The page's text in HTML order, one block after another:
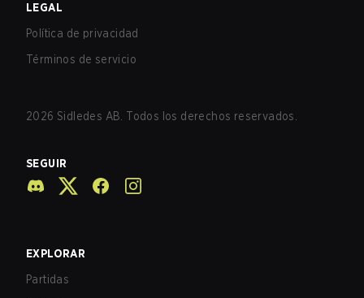
LEGAL
Política de privacidad
Términos de servicio
2026 Sidledes AB. Todos los derechos reservados.
SEGUIR
EXPLORAR
Partidas